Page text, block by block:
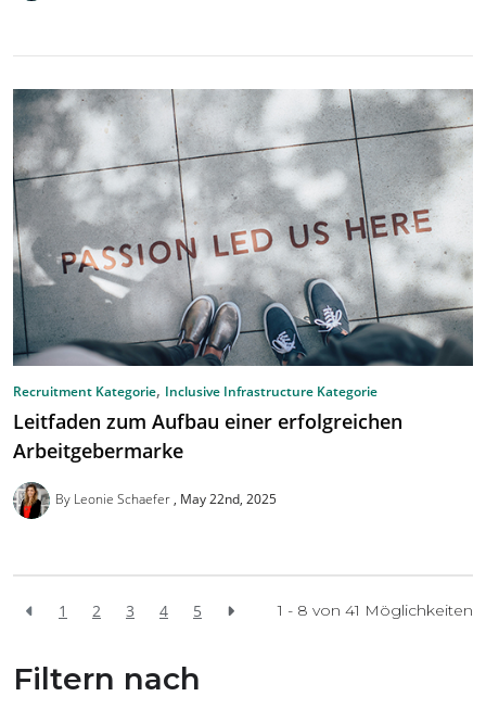
Recruitment Kategorie, Inclusive Infrastructure Kategorie
Leitfaden zum Aufbau einer erfolgreichen
Arbeitgebermarke
By Leonie Schaefer May 22nd, 2025
1 2 3 4 5 1 - 8 von 41 Möglichkeiten
Filtern nach